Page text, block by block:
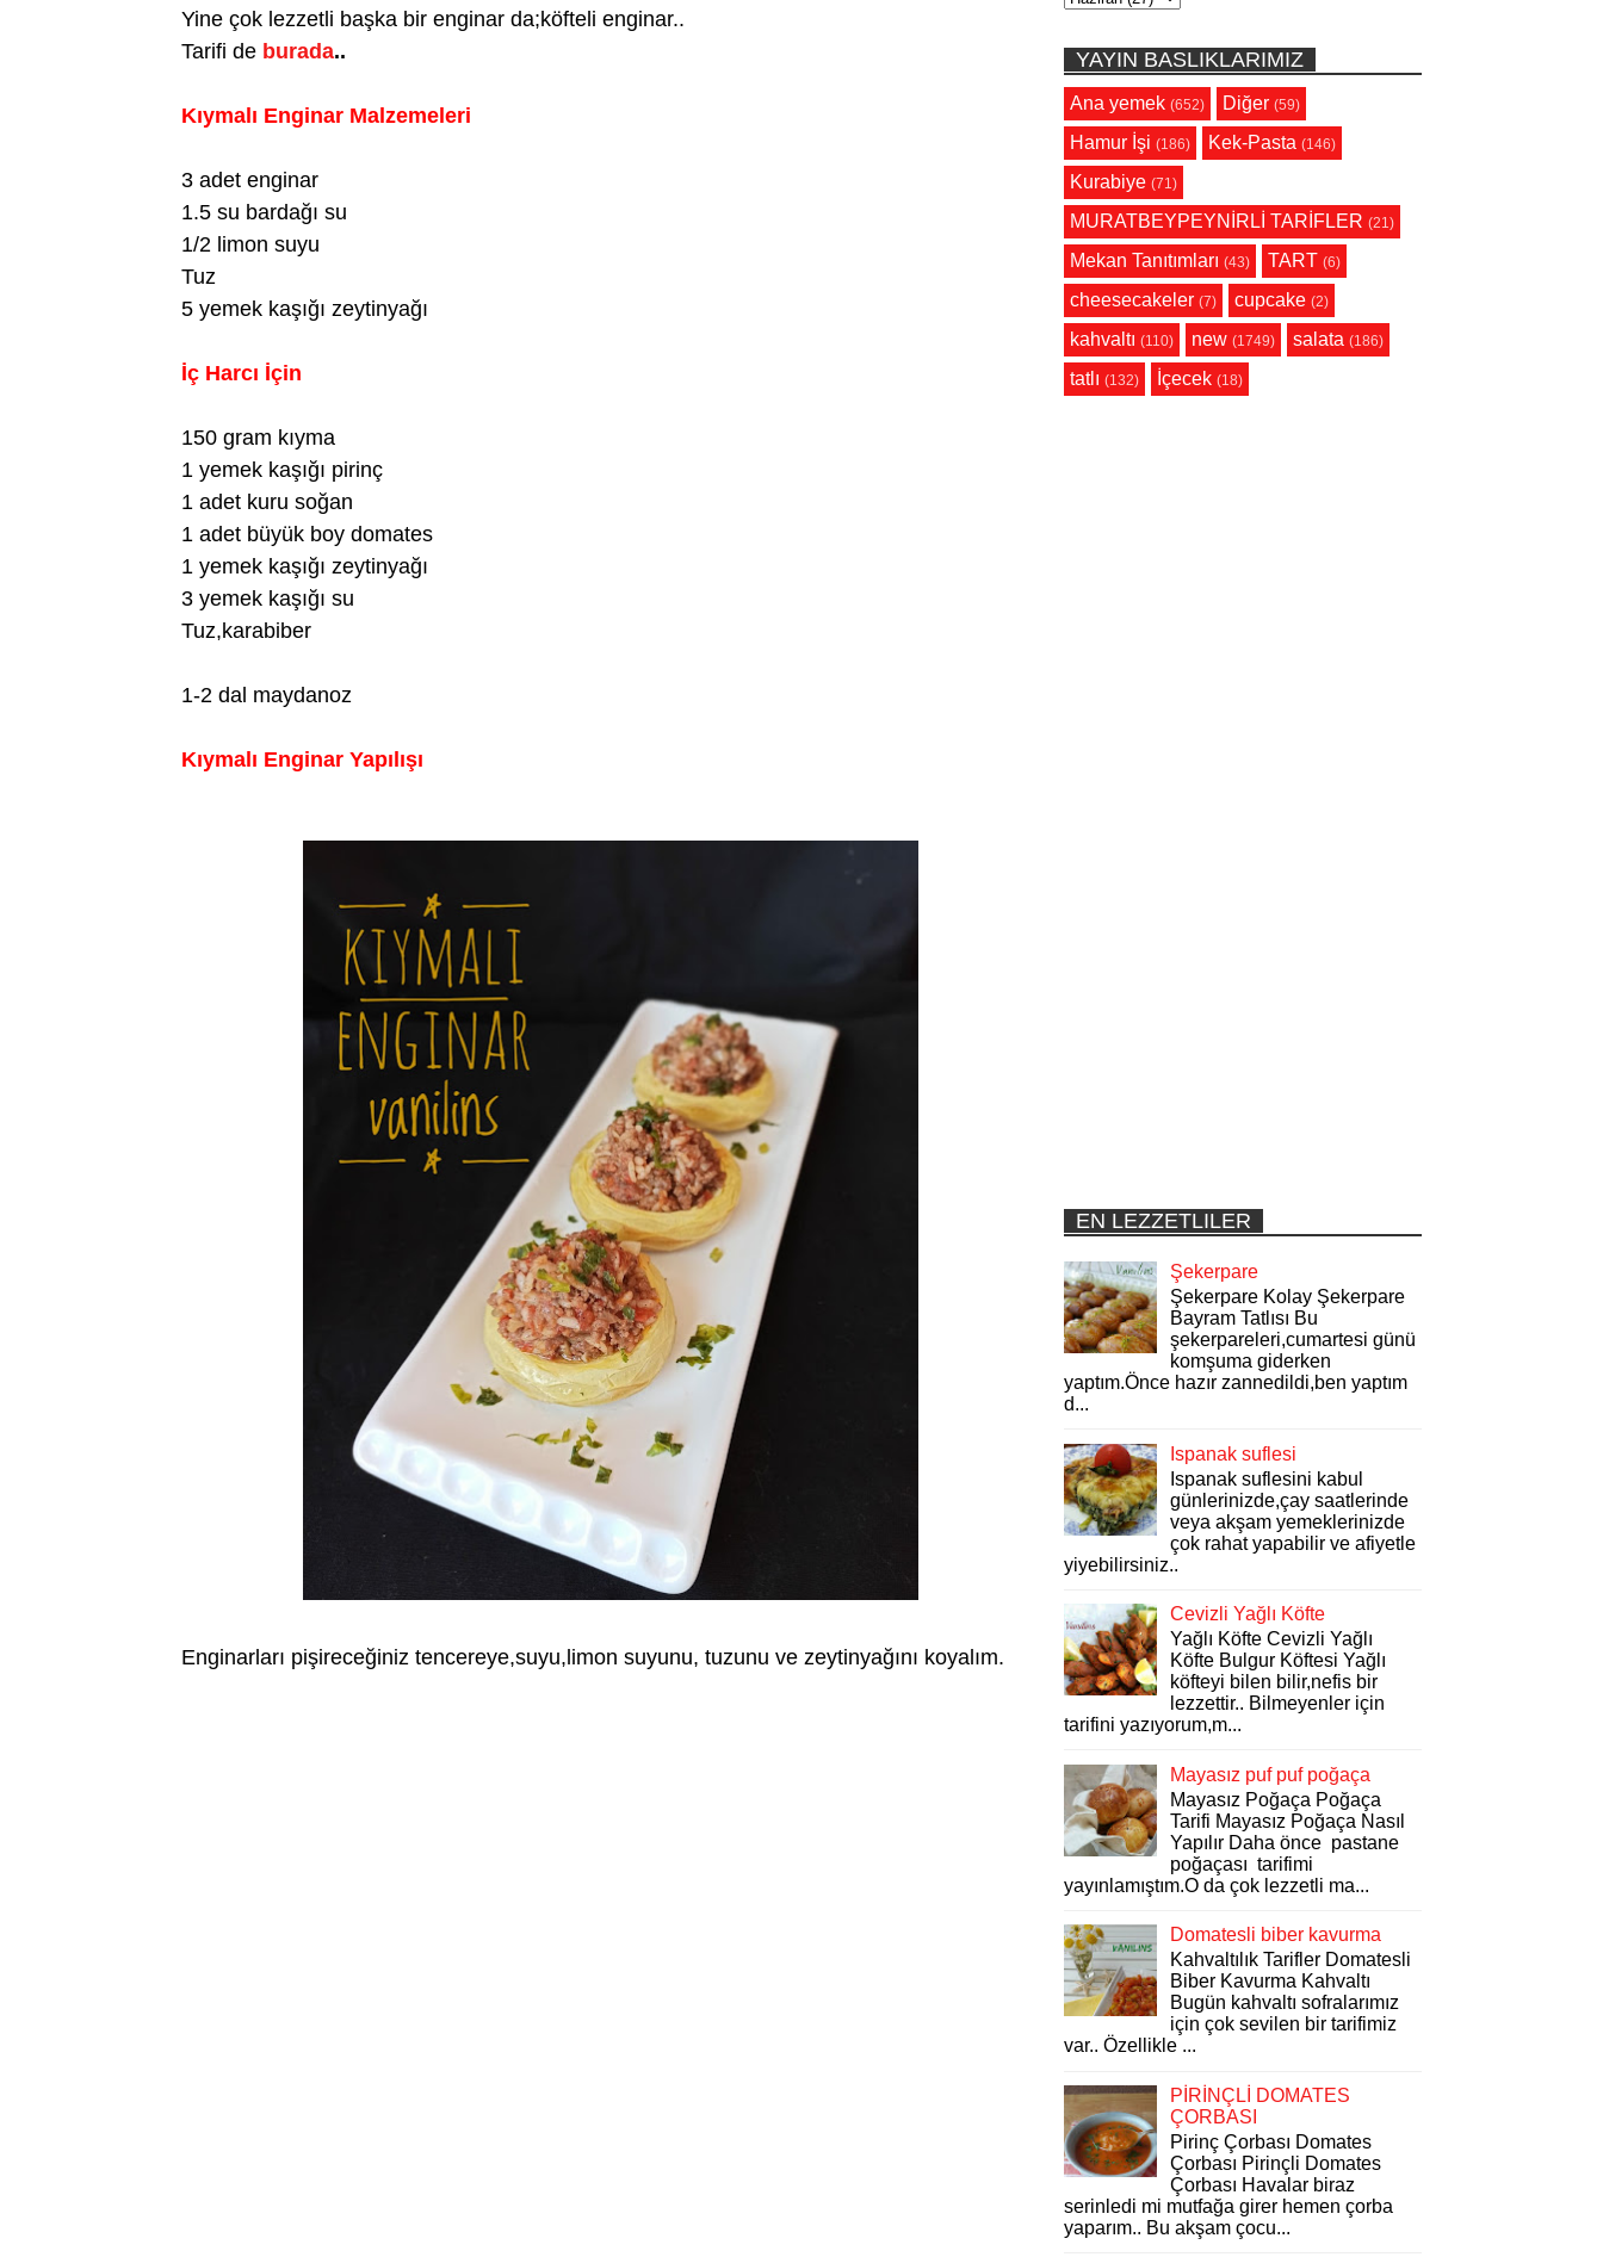
Yine çok lezzetli başka bir enginar da;köfteli enginar..
Tarifi de burada..
Kıymalı Enginar Malzemeleri
3 adet enginar
1.5 su bardağı su
1/2 limon suyu
Tuz
5 yemek kaşığı zeytinyağı
İç Harcı İçin
150 gram kıyma
1 yemek kaşığı pirinç
1 adet kuru soğan
1 adet büyük boy domates
1 yemek kaşığı zeytinyağı
3 yemek kaşığı su
Tuz,karabiber
1-2 dal maydanoz
Kıymalı Enginar Yapılışı
Enginarları pişireceğiniz tencereye,suyu,limon suyunu, tuzunu ve zeytinyağını koyalım.
YAYIN BASLIKLARIMIZ
Ana yemek (652) Diğer (59)
Hamur İşi (186) Kek-Pasta (146)
Kurabiye (71)
MURATBEYPEYNİRLİ TARİFLER (21)
Mekan Tanıtımları (43) TART (6)
cheesecakeler (7) cupcake (2)
kahvaltı (110) new (1749) salata (186)
tatlı (132) İçecek (18)
EN LEZZETLILER
Şekerpare
Şekerpare Kolay Şekerpare
Bayram Tatlısı Bu
şekerpareleri,cumartesi günü
komşuma giderken
yaptım.Önce hazır zannedildi,ben yaptım
d...
Ispanak suflesi
Ispanak suflesini kabul
günlerinizde,çay saatlerinde
veya akşam yemeklerinizde
çok rahat yapabilir ve afiyetle
yiyebilirsiniz..
Cevizli Yağlı Köfte
Yağlı Köfte Cevizli Yağlı
Köfte Bulgur Köftesi Yağlı
köfteyi bilen bilir,nefis bir
lezzettir.. Bilmeyenler için
tarifini yazıyorum,m...
Mayasız puf puf poğaça
Mayasız Poğaça Poğaça
Tarifi Mayasız Poğaça Nasıl
Yapılır Daha önce pastane
poğaçası tarifimi
yayınlamıştım.O da çok lezzetli ma...
Domatesli biber kavurma
Kahvaltılık Tarifler Domatesli
Biber Kavurma Kahvaltı
Bugün kahvaltı sofralarımız
için çok sevilen bir tarifimiz
var.. Özellikle ...
PİRİNÇLİ DOMATES
ÇORBASI
Pirinç Çorbası Domates
Çorbası Pirinçli Domates
Çorbası Havalar biraz
serinledi mi mutfağa girer hemen çorba
yaparım.. Bu akşam çocu...